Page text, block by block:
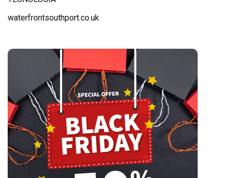
waterfrontsouthport.co.uk